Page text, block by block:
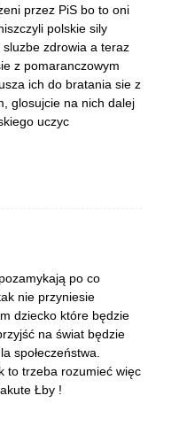
przez PiS bo to oni
polskie sily
zdrowia a teraz
z pomaranczowym
ich do bratania sie z
glosujcie na nich dalej
uczyc
po co
nie przyniesie
dziecko które będzie
na świat będzie
społeczeństwa.
to trzeba rozumieć więc
Łby !